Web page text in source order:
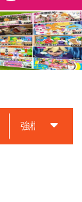
強檔動畫預告